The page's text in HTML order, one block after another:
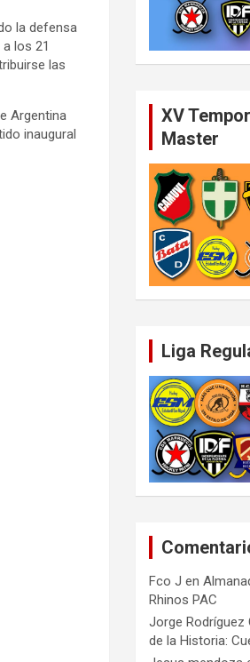
la defensa
los 21
las
Argentina
inaugural
XV
Master
Liga
Fco J en
Rhinos PAC
Jorge Rodríguez
de la Historia: